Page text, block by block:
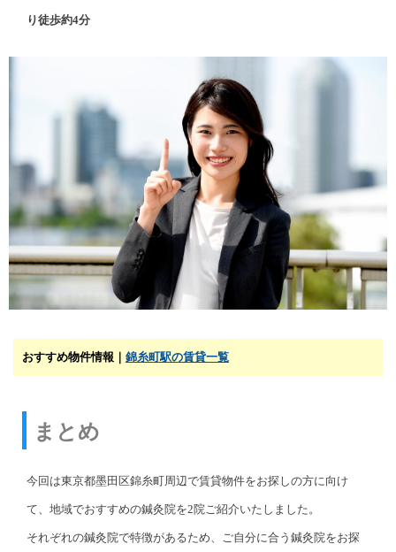
り徒歩約4分
おすすめ物件情報｜ 錦糸町駅の賃貸一覧
まとめ
今回は東京都墨田区錦糸町周辺で賃貸物件をお探しの方に向け
て、地域でおすすめの鍼灸院を2院ご紹介いたしました。
それぞれの鍼灸院で特徴があるため、ご自分に合う鍼灸院をお探